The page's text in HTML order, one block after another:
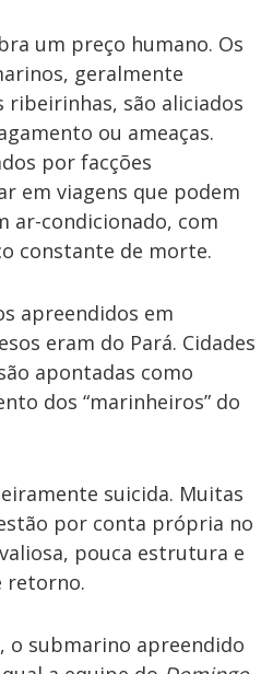
um preço humano. Os
geralmente
ribeirinhas, são aliciados
ou ameaças.
por facções
em viagens que podem
ar-condicionado, com
constante de morte.
apreendidos em
eram do Pará. Cidades
apontadas como
dos “marinheiros” do
suicida. Muitas
por conta própria no
pouca estrutura e
retorno.
o submarino apreendido